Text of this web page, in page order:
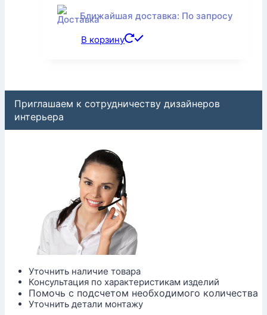
Ближайшая доставка: По запросу
В корзину
Приглашаем к сотрудничеству дизайнеров
интерьера
Уточнить наличие товара
Консультация по характеристикам изделий
Помочь с подсчетом необходимого количества
Уточнить детали монтажу